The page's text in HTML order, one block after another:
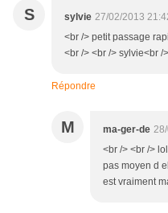
S sylvie 27/02/2013
<br /> petit passage
<br /> <br /> sylvie<br />
Répondre
M ma-ger-de
<br /> <br />
pas moyen d
est vraiment